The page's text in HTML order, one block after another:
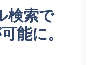
検索で
能に。